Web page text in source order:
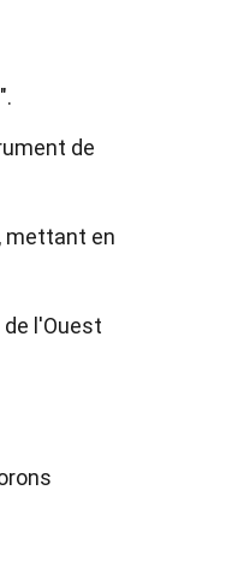
de
mettant en
l'Ouest